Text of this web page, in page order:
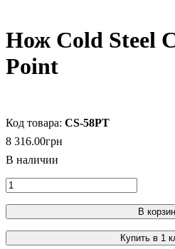
Нож Cold Steel
Point
CS-58PT
8 316.00грн
В
Купить в 1